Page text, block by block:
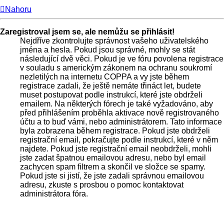
Nahoru
Zaregistroval jsem se, ale nemůžu se přihlásit!
Nejdříve zkontrolujte správnost vašeho uživatelského
jména a hesla. Pokud jsou správné, mohly se stát
následující dvě věci. Pokud je ve fóru povolena registrace
v souladu s americkým zákonem na ochranu soukromí
nezletilých na internetu COPPA a vy jste během
registrace zadali, že ještě nemáte třináct let, budete
muset postupovat podle instrukcí, které jste obdrželi
emailem. Na některých fórech je také vyžadováno, aby
před přihlášením proběhla aktivace nově registrovaného
účtu a to buď vámi, nebo administrátorem. Tato informace
byla zobrazena během registrace. Pokud jste obdrželi
registrační email, pokračujte podle instrukcí, které v něm
najdete. Pokud jste registrační email neobdrželi, mohli
jste zadat špatnou emailovou adresu, nebo byl email
zachycen spam filtrem a skončil ve složce se spamy.
Pokud jste si jistí, že jste zadali správnou emailovou
adresu, zkuste s prosbou o pomoc kontaktovat
administrátora fóra.